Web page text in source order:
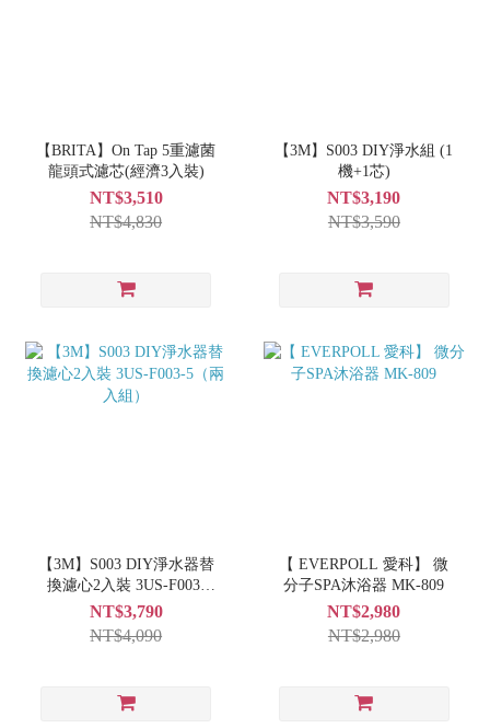
【BRITA】On Tap 5重濾菌
龍頭式濾芯(經濟3入裝)
NT$3,510
NT$4,830
【3M】S003 DIY淨水組 (1
機+1芯)
NT$3,190
NT$3,590
【3M】S003 DIY淨水器替
換濾心2入裝 3US-F003-
5（兩入組）
NT$3,790
NT$4,090
【 EVERPOLL 愛科】 微
分子SPA沐浴器 MK-809
NT$2,980
NT$2,980